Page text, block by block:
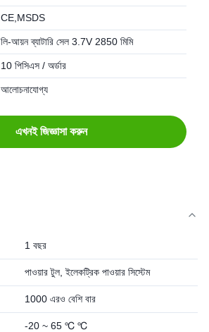
CE,MSDS
লি-আয়ন ব্যাটারি সেল 3.7V 2850 মিমি
10 পিসিএস / অর্ডার
আলোচনাযোগ্য
এখনই জিজ্ঞাসা করুন
1 বছর
পাওয়ার টুল, ইলেকট্রিক পাওয়ার সিস্টেম
1000 এরও বেশি বার
-20 ~ 65 ℃ ℃